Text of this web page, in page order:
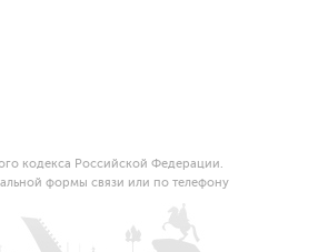
кодекса Российской Федерации.
формы связи или по телефону